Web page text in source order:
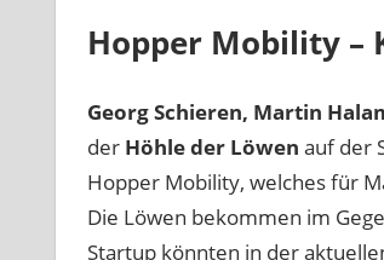
Hopper Mobility –
Georg Schieren, Martin
der Höhle der Löwen auf der
Hopper Mobility, welches für
Die Löwen bekommen im
Startup könnten in der